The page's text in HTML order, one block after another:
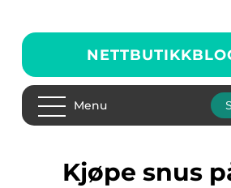
Menu
kjøpe snus